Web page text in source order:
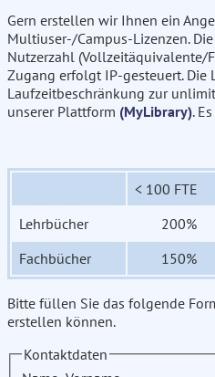
Gern erstellen wir Ihnen ein
Multiuser-/Campus-Lizenzen.
Nutzerzahl (Vollzeitäquivalente/
Zugang erfolgt IP-gesteuert. Die
Laufzeitbeschränkung zur
unserer Plattform (MyLibrary).
< 100 FTE
Lehrbücher
200%
Fachbücher
150%
Bitte füllen Sie das folgende
erstellen können.
Kontaktdaten